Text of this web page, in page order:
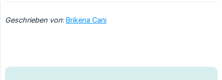
Geschrieben von: Brikena Cani